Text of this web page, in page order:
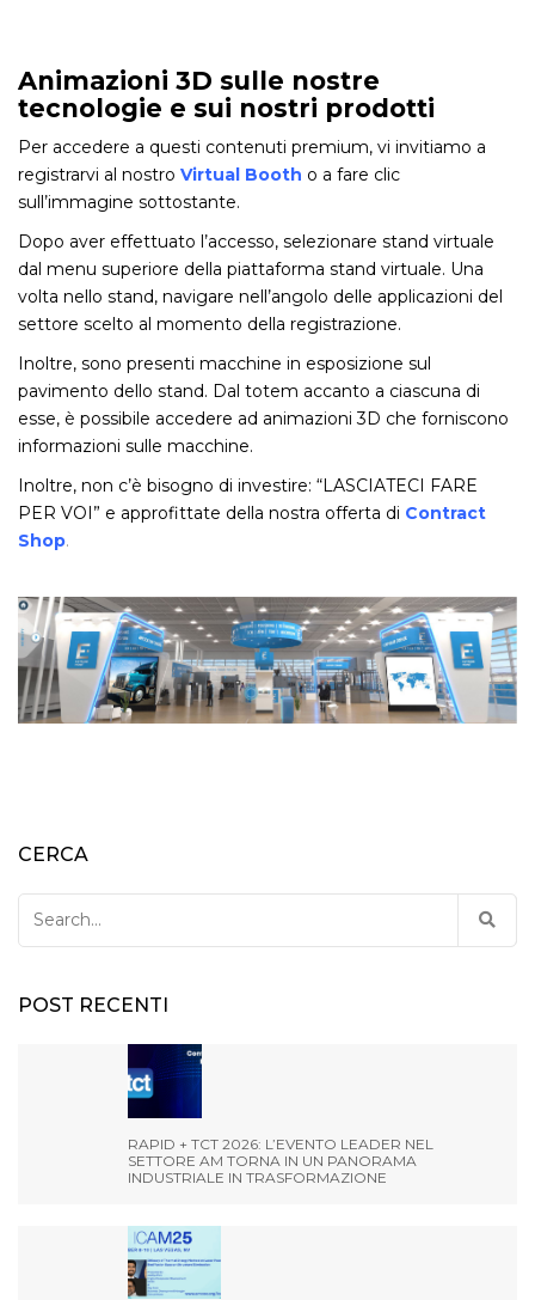
Animazioni 3D sulle nostre
tecnologie e sui nostri prodotti
Per accedere a questi contenuti premium, vi invitiamo a
registrarvi al nostro Virtual Booth o a fare clic
sull’immagine sottostante.
Dopo aver effettuato l’accesso, selezionare stand virtuale
dal menu superiore della piattaforma stand virtuale. Una
volta nello stand, navigare nell’angolo delle applicazioni del
settore scelto al momento della registrazione.
Inoltre, sono presenti macchine in esposizione sul
pavimento dello stand. Dal totem accanto a ciascuna di
esse, è possibile accedere ad animazioni 3D che forniscono
informazioni sulle macchine.
Inoltre, non c’è bisogno di investire: “LASCIATECI FARE
PER VOI” e approfittate della nostra offerta di Contract
Shop.
CERCA
for:
POST RECENTI
RAPID + TCT 2026: L’EVENTO LEADER NEL
SETTORE AM TORNA IN UN PANORAMA
INDUSTRIALE IN TRASFORMAZIONE